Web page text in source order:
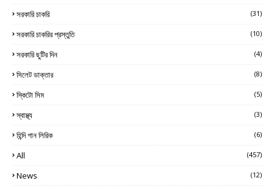
সরকারি চাকরি (31)
সরকারি চাকরির প্রস্তুতি (10)
সরকারি ছুটির দিন (4)
সিলেট ডাক্তার (8)
স্কিটো সিম (5)
স্বাস্থ্য (3)
হিন্দি গান লিরিক (6)
All (457)
News (12)